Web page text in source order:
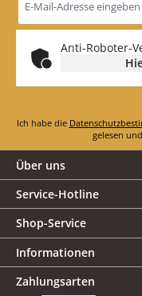
Mail-
Adresse
*
Anti-Roboter-
Ich habe die
gelesen
Über uns
Service-Hotline
Shop-Service
Informationen
Zahlungsarten